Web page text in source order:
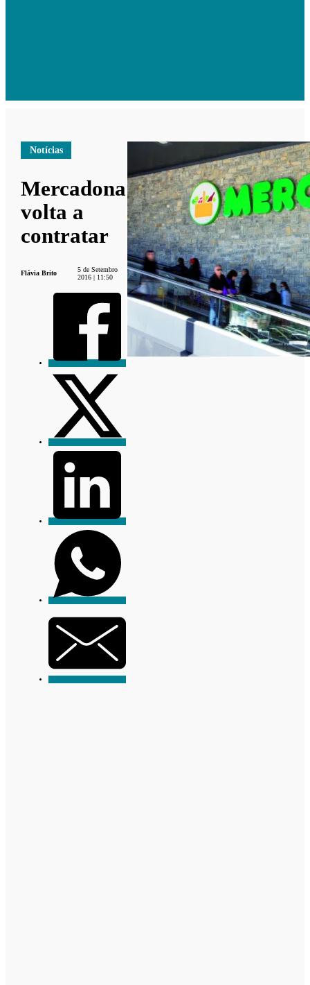
Notícias
Mercadona
volta a
contratar
Flávia Brito
5 de Setembro
2016 | 11:50